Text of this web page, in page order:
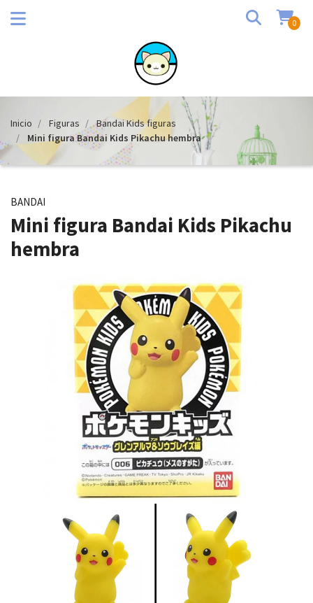
0
Inicio Figuras
Bandai Kids figuras
Mini figura Bandai Kids Pikachu hembra
BANDAI
Mini figura Bandai Kids Pikachu
hembra